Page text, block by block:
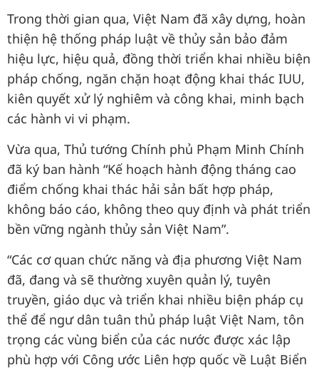
Trong thời gian qua, Việt Nam đã xây dựng, hoàn
thiện hệ thống pháp luật về thủy sản bảo đảm
hiệu lực, hiệu quả, đồng thời triển khai nhiều biện
pháp chống, ngăn chặn hoạt động khai thác IUU,
kiên quyết xử lý nghiêm và công khai, minh bạch
các hành vi vi phạm.
Vừa qua, Thủ tướng Chính phủ Phạm Minh Chính
đã ký ban hành “Kế hoạch hành động tháng cao
điểm chống khai thác hải sản bất hợp pháp,
không báo cáo, không theo quy định và phát triển
bền vững ngành thủy sản Việt Nam”.
“Các cơ quan chức năng và địa phương Việt Nam
đã, đang và sẽ thường xuyên quản lý, tuyên
truyền, giáo dục và triển khai nhiều biện pháp cụ
thể để ngư dân tuân thủ pháp luật Việt Nam, tôn
trọng các vùng biển của các nước được xác lập
phù hợp với Công ước Liên hợp quốc về Luật Biển